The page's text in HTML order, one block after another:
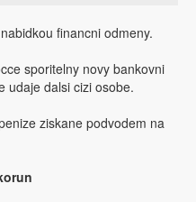
financni odmeny.
sporitelny novy bankovni
udaje dalsi cizi osobe.
ziskane podvodem na